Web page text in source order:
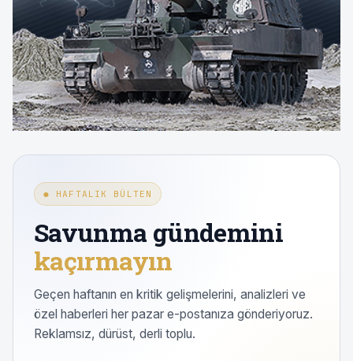
● HAFTALIK BÜLTEN
Savunma gündemini
kaçırmayın
Geçen haftanın en kritik gelişmelerini, analizleri ve
özel haberleri her pazar e-postanıza gönderiyoruz.
Reklamsız, dürüst, derli toplu.